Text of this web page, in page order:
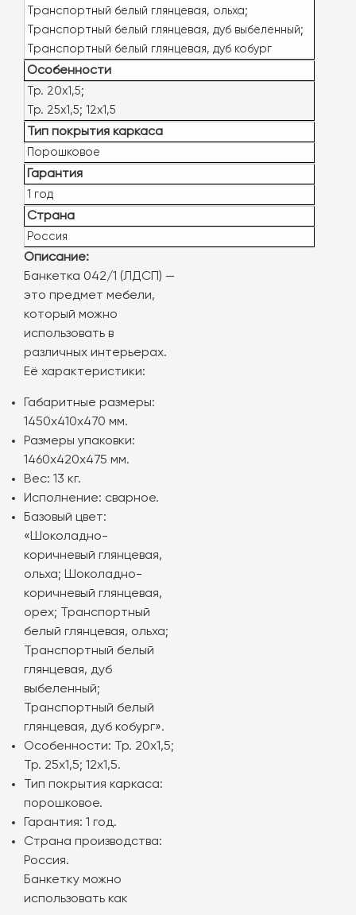
Транспортный белый глянцевая, ольха;
Транспортный белый глянцевая, дуб выбеленный;
Транспортный белый глянцевая, дуб кобург
Особенности
Тр. 20х1,5;
Тр. 25х1,5; 12х1,5
Тип покрытия каркаса
Порошковое
Гарантия
1 год
Страна
Россия
Описание:
Банкетка 042/1 (ЛДСП) —
это предмет мебели,
который можно
использовать в
различных интерьерах.
Её характеристики:
Габаритные размеры:
1450х410х470 мм.
Размеры упаковки:
1460х420х475 мм.
Вес: 13 кг.
Исполнение: сварное.
Базовый цвет:
«Шоколадно-
коричневый глянцевая,
ольха; Шоколадно-
коричневый глянцевая,
орех; Транспортный
белый глянцевая, ольха;
Транспортный белый
глянцевая, дуб
выбеленный;
Транспортный белый
глянцевая, дуб кобург».
Особенности: Тр. 20х1,5;
Тр. 25х1,5; 12х1,5.
Тип покрытия каркаса:
порошковое.
Гарантия: 1 год.
Страна производства:
Россия.
Банкетку можно
использовать как